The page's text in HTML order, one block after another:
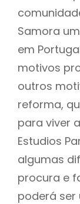
Samora
em
motivos
outros
reforma,
para viver
Estudios
algumas
procura e
poderá ser